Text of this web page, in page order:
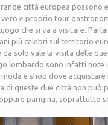
città europea possono
e proprio tour
che si va a visitare.
più celebri sul territorio
solo vale la visita delle
lombardo sono infatti note
e shop dove
di queste due città non può
parigina, soprattutto